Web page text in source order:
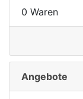
0 Waren
Angebote